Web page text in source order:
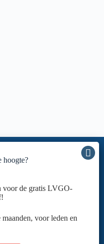
hoogte?
voor de gratis LVGO-
maanden, voor leden en